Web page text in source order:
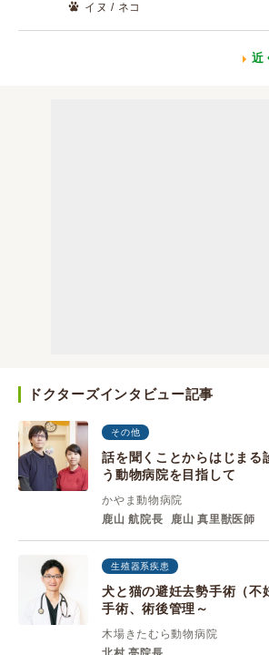
イヌ / ネコ
近
ドクターズインタビュー記事
その他
話を聞くことからはじまる
う動物病院を目指して
かやま動物病院
鹿山 航院長
鹿山 真里獣医師
生殖器系疾患
犬と猫の避妊去勢手術（不
手術、術後管理～
木場きたむら動物病院